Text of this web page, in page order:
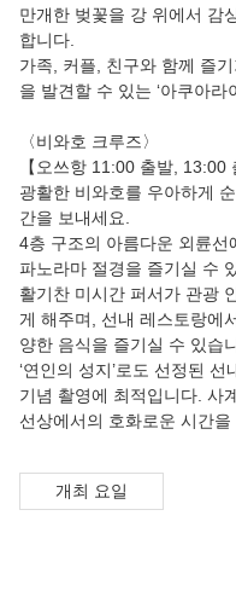
만개한 벚꽃을 강 위에서 감
합니다.
가족, 커플, 친구와 함께 즐
을 발견할 수 있는 ‘아쿠아라
〈비와호 크루즈〉
【오쓰항 11:00 출발,
광활한 비와호를 우아하게
간을 보내세요.
4층 구조의 아름다운 외륜선
파노라마 절경을 즐기실 수
활기찬 미시간 퍼서가 관광
게 해주며, 선내 레스토랑에
양한 음식을 즐기실 수 있습
‘연인의 성지’로도 선정된
기념 촬영에 최적입니다. 사
선상에서의 호화로운 시간을
개최 요일